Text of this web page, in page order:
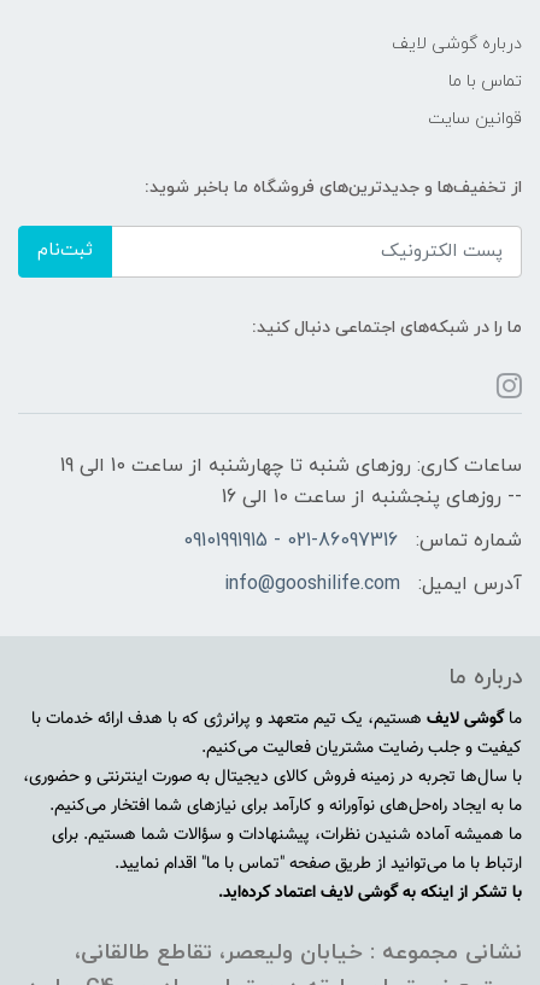
درباره گوشی لایف
تماس با ما
قوانین سایت
از تخفیف‌ها و جدیدترین‌های فروشگاه ما باخبر شوید:
ثبت‌نام
ما را در شبکه‌های اجتماعی دنبال کنید:
ساعات کاری: روزهای شنبه تا چهارشنبه از ساعت 10 الی 19
-- روزهای پنجشنبه از ساعت 10 الی 16
شماره تماس:
021-86097316 - 09101991915
آدرس ایمیل:
info@gooshilife.com
درباره ما
ماگوشی لایف هستیم، یک تیم متعهد و پرانرژی که با هدف ارائه خدمات با
کیفیت و جلب رضایت مشتریان فعالیت می‌کنیم.
با سال‌ها تجربه در زمینه فروش کالای دیجیتال به صورت اینترنتی و حضوری،
ما به ایجاد راه‌حل‌های نوآورانه و کارآمد برای نیازهای شما افتخار می‌کنیم.
ما همیشه آماده شنیدن نظرات، پیشنهادات و سؤالات شما هستیم. برای
ارتباط با ما می‌توانید از طریق صفحه "تماس با ما" اقدام نمایید.
با تشکر از اینکه به گوشی لایف اعتماد کرده‌اید.
نشانی مجموعه : خیابان ولیعصر، تقاطع طالقانی،